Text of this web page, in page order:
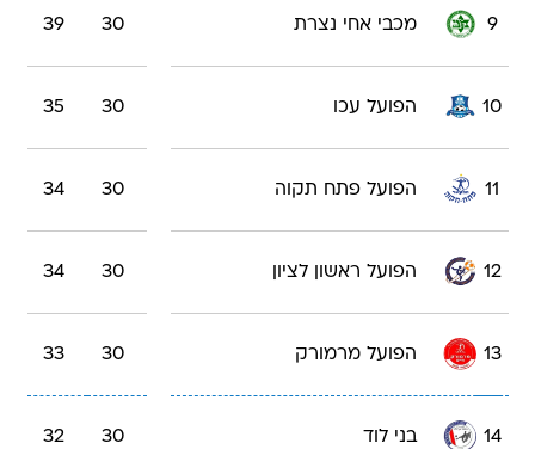
9 מכבי אחי נצרת 30
39
10 הפועל עכו 30
35
11 הפועל פתח תקוה 30
34
12 הפועל ראשון לציון 30
34
13 הפועל מרמורק 30
33
14 בני לוד 30
32